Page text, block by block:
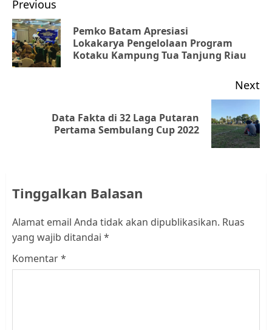
Post
navigation
Previous
Pemko Batam Apresiasi
Lokakarya Pengelolaan Program
Kotaku Kampung Tua Tanjung Riau
Next
Data Fakta di 32 Laga Putaran
Pertama Sembulang Cup 2022
Tinggalkan Balasan
Alamat email Anda tidak akan dipublikasikan. Ruas
yang wajib ditandai *
Komentar*